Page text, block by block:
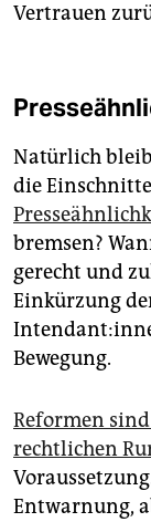
Vertrauen
Natürlich
die
bremsen?
gerecht und
Einkürzung
Bewegung.
Reformen
rechtlichen
Entwarnung,